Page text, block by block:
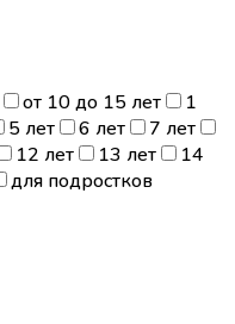
от 10 до 15 лет
1
5 лет 6 лет
7 лет
12 лет 13 лет
14
для подростков